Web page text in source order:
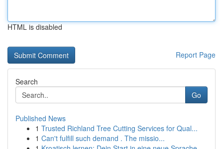
HTML is disabled
Report Page
Search
Go
Published News
1 Trusted Richland Tree Cutting Services for Qual...
1 Can't fulfill such demand . The missio...